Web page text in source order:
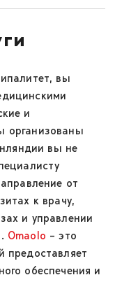
вы
и
организованы
вы не
от
к врачу,
и управлении
. Omaolo – это
предоставляет
обеспечения и